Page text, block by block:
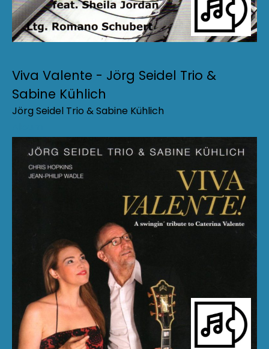
Viva Valente - Jörg Seidel Trio &
Sabine Kühlich
Jörg Seidel Trio & Sabine Kühlich